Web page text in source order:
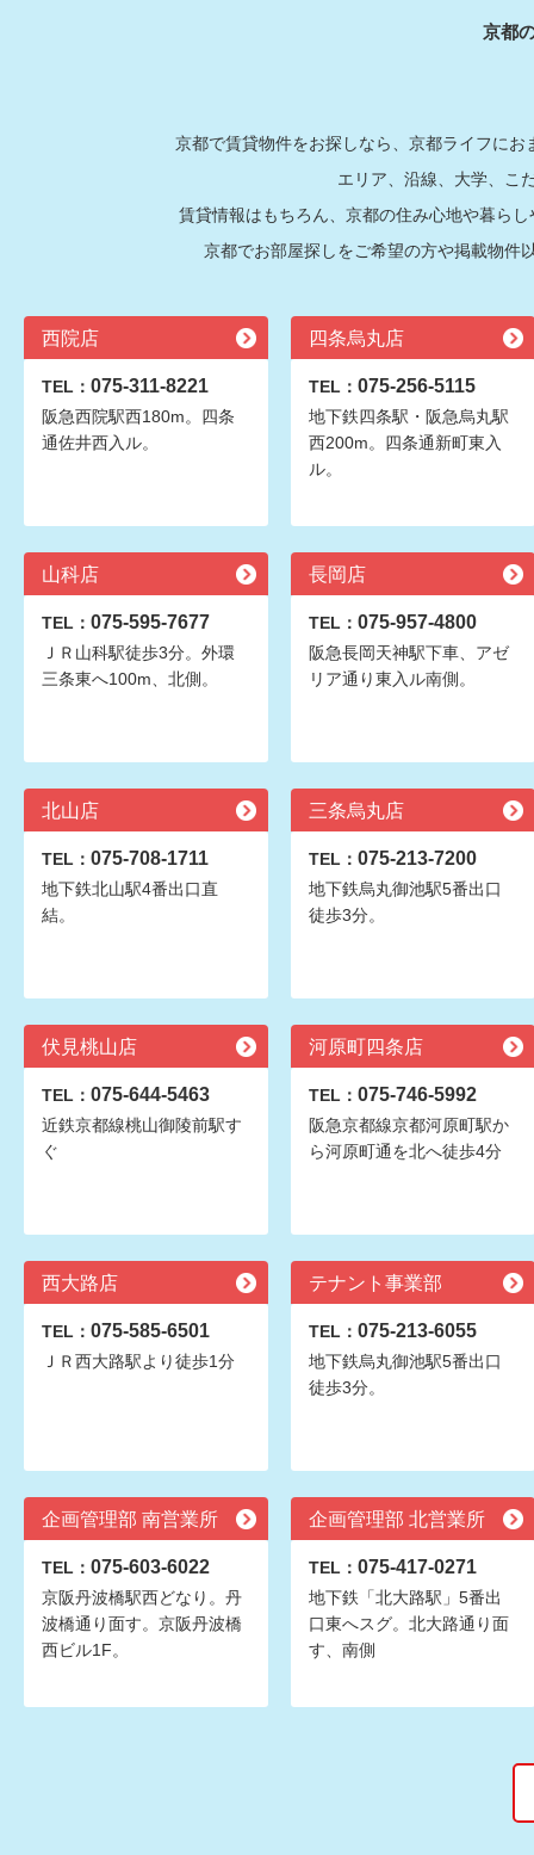
京都
京都で賃貸物件をお探しなら、京都ライフに
エリア、沿線、大学、こ
賃貸情報はもちろん、京都の住み心地や暮ら
京都でお部屋探しをご希望の方や掲載物件
西院店
TEL： 075-311-8221
阪急西院駅西180m。四条
通佐井西入ル。
四条烏丸店
TEL： 075-256-5115
地下鉄四条駅・阪急烏丸駅
西200m。四条通新町東入
ル。
山科店
TEL： 075-595-7677
ＪＲ山科駅徒歩3分。外環
三条東へ100m、北側。
長岡店
TEL： 075-957-4800
阪急長岡天神駅下車、アゼ
リア通り東入ル南側。
北山店
TEL： 075-708-1711
地下鉄北山駅4番出口直
結。
三条烏丸店
TEL： 075-213-7200
地下鉄烏丸御池駅5番出口
徒歩3分。
伏見桃山店
TEL： 075-644-5463
近鉄京都線桃山御陵前駅す
ぐ
河原町四条店
TEL： 075-746-5992
阪急京都線京都河原町駅か
ら河原町通を北へ徒歩4分
西大路店
TEL： 075-585-6501
ＪＲ西大路駅より徒歩1分
テナント事業部
TEL： 075-213-6055
地下鉄烏丸御池駅5番出口
徒歩3分。
企画管理部 南営業所
TEL： 075-603-6022
京阪丹波橋駅西どなり。丹
波橋通り面す。京阪丹波橋
西ビル1F。
企画管理部 北営業所
TEL： 075-417-0271
地下鉄「北大路駅」5番出
口東へスグ。北大路通り面
す、南側